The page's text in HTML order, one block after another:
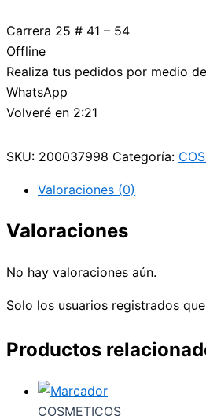
Carrera 25 # 41 – 54
Offline
Realiza tus pedidos por medio de
WhatsApp
Volveré en 2:21
SKU: 200037998 Categoría:
Valoraciones (0)
Valoraciones
No hay valoraciones aún.
Solo los usuarios registrados
Productos
COSMETICOS